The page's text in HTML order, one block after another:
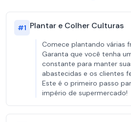
#1 Plantar e Colher Culturas
Comece plantando várias
Garanta que você tenha
constante para manter
abastecidas e os clientes
Este é o primeiro passo
império de supermercado!